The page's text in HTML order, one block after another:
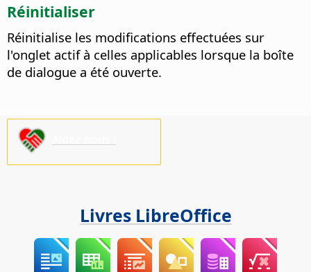
Réinitialiser
Réinitialise les modifications effectuées sur
l'onglet actif à celles applicables lorsque la boîte
de dialogue a été ouverte.
Livres LibreOffice